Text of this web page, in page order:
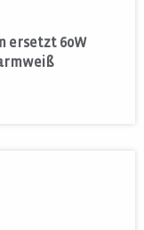
ersetzt 60W